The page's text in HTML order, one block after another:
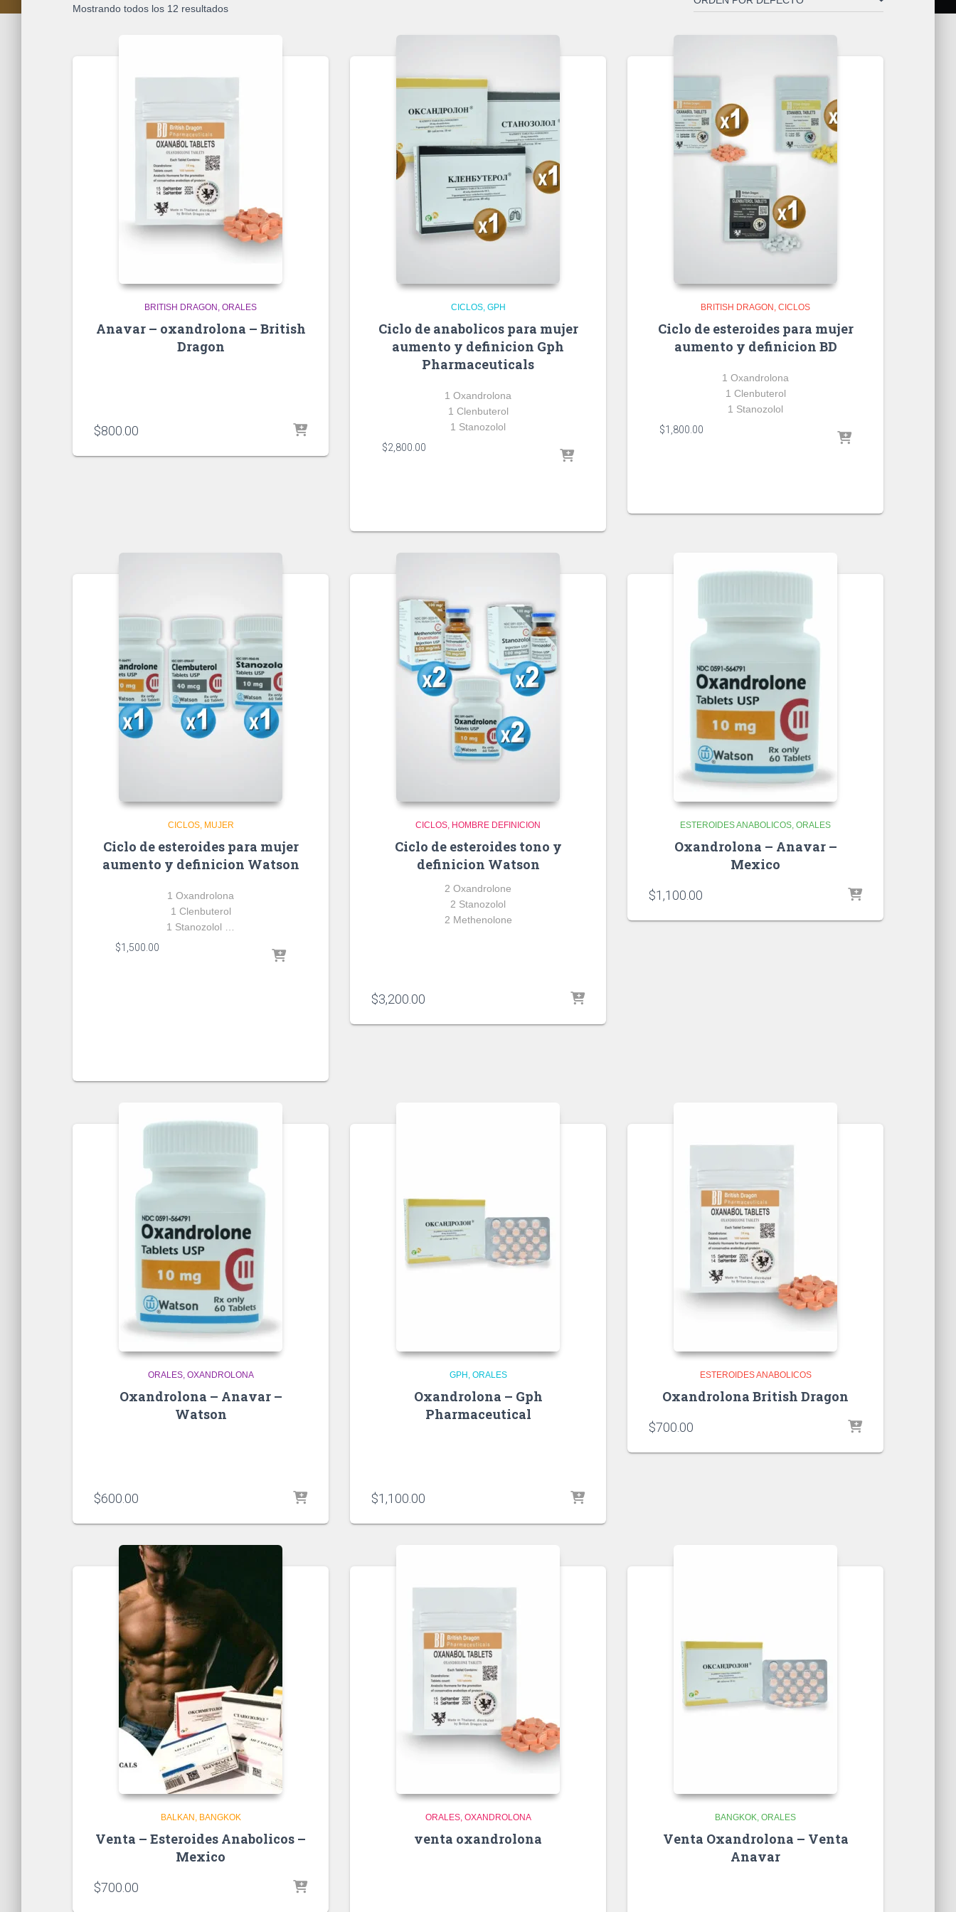
Mostrando todos los 12 resultados
BRITISH DRAGON ORALES
Anavar – oxandrolona – British
Dragon
$800.00
CICLOS GPH
Ciclo de anabolicos para mujer
aumento y definicion Gph
Pharmaceuticals
1 Oxandrolona
1 Clenbuterol
1 Stanozolol
$2,800.00
BRITISH DRAGON CICLOS
Ciclo de esteroides para mujer
aumento y definicion BD
1 Oxandrolona
1 Clenbuterol
1 Stanozolol
$1,800.00
CICLOS MUJER
Ciclo de esteroides para mujer
aumento y definicion Watson
1 Oxandrolona
1 Clenbuterol
1 Stanozolol …
$1,500.00
CICLOS HOMBRE DEFINICION
Ciclo de esteroides tono y
definicion Watson
2 Oxandrolone
2 Stanozolol
2 Methenolone
$3,200.00
ESTEROIDES ANABOLICOS ORALES
Oxandrolona – Anavar –
Mexico
$1,100.00
ORALES OXANDROLONA
Oxandrolona – Anavar –
Watson
$600.00
GPH ORALES
Oxandrolona – Gph
Pharmaceutical
$1,100.00
ESTEROIDES ANABOLICOS
Oxandrolona British Dragon
$700.00
BALKAN BANGKOK
Venta – Esteroides Anabolicos –
Mexico
$700.00
ORALES OXANDROLONA
venta oxandrolona
BANGKOK ORALES
Venta Oxandrolona – Venta
Anavar